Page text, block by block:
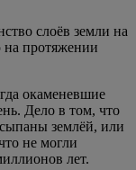
слоёв земли на
на протяжении
окаменевшие
Дело в том, что
землёй, или
не могли
лет.